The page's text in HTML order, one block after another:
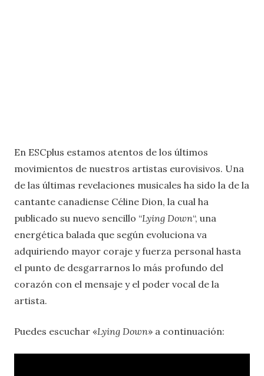
En ESCplus estamos atentos de los últimos
movimientos de nuestros artistas eurovisivos. Una
de las últimas revelaciones musicales ha sido la de la
cantante canadiense Céline Dion, la cual ha
publicado su nuevo sencillo “Lying Down“, una
energética balada que según evoluciona va
adquiriendo mayor coraje y fuerza personal hasta
el punto de desgarrarnos lo más profundo del
corazón con el mensaje y el poder vocal de la
artista.
Puedes escuchar «Lying Down» a continuación: